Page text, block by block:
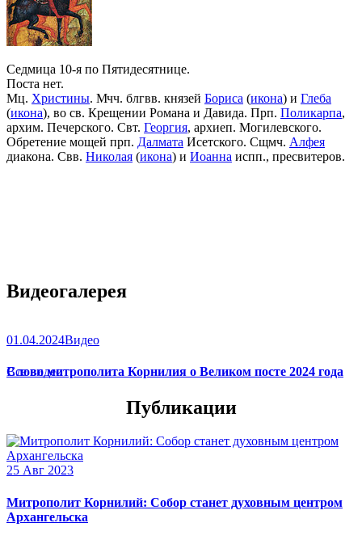
Седмица 10-я по Пятидесятнице.
Поста нет.
Мц. Христины. Мчч. блгвв. князей Бориса (икона) и Глеба
(икона), во св. Крещении Романа и Давида. Прп. Поликарпа,
архим. Печерского. Свт. Георгия, архиеп. Могилевского.
Обретение мощей прп. Далмата Исетского. Сщмч. Алфея
диакона. Свв. Николая (икона) и Иоанна испп., пресвитеров.
Видеогалерея
01.04.2024Видео
Слово митрополита Корнилия о Великом посте 2024 года
Все видео
Публикации
25 Авг 2023
Митрополит Корнилий: Собор станет духовным центром
Архангельска